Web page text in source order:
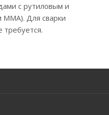
с рутиловым и
ММА). Для сварки